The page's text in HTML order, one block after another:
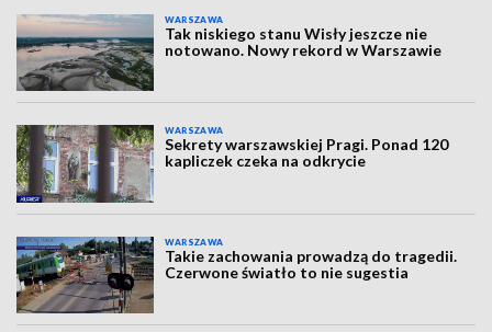
WARSZAWA
Tak niskiego stanu Wisły jeszcze nie
notowano. Nowy rekord w Warszawie
WARSZAWA
Sekrety warszawskiej Pragi. Ponad 120
kapliczek czeka na odkrycie
WARSZAWA
Takie zachowania prowadzą do tragedii.
Czerwone światło to nie sugestia